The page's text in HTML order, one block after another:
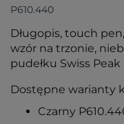
P610.440
Długopis, touch
wzór na trzonie,
pudełku Swiss Peak
Dostępne warianty
Czarny